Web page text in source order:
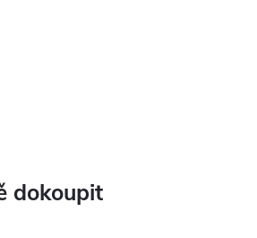
dokoupit